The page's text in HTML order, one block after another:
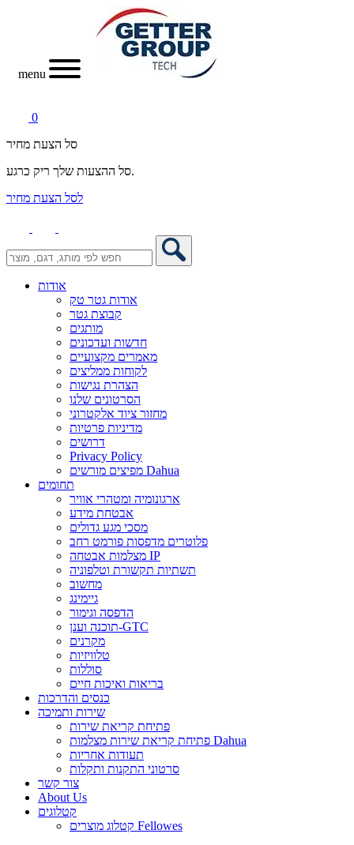
menu
0
סל הצעת מחיר
סל ההצעות שלך ריק כרגע.
לסל הצעת מחיר
אודות
אודות גטר טק
קבוצת גטר
מותגים
חדשות ועדכונים
מאמרים מקצועיים
לקוחות ממליצים
הצהרת נגישות
הסרטונים שלנו
מחזור ציוד אלקטרוני
מדיניות פרטיות
דרושים
Privacy Policy
מפיצים מורשים Dahua
תחומים
ארגונומיה ומטהרי אוויר
אבטחת מידע
מסכי מגע גדולים
פלוטרים מדפסות פורמט רחב
מצלמות אבטחה IP
תשתיות תקשורת וטלפוניה
מחשוב
גיימינג
הדפסה וגימור
תוכנה וענן-GTC
מקרנים
טלוויזיות
סוללות
בריאות ואיכות חיים
כנסים והדרכות
שירות ותמיכה
פתיחת קריאת שירות
פתיחת קריאת שירות מצלמות Dahua
תעודות אחריות
סרטוני התקנות ותקלות
צור קשר
About Us
קטלוגים
קטלוג מוצרים Fellowes